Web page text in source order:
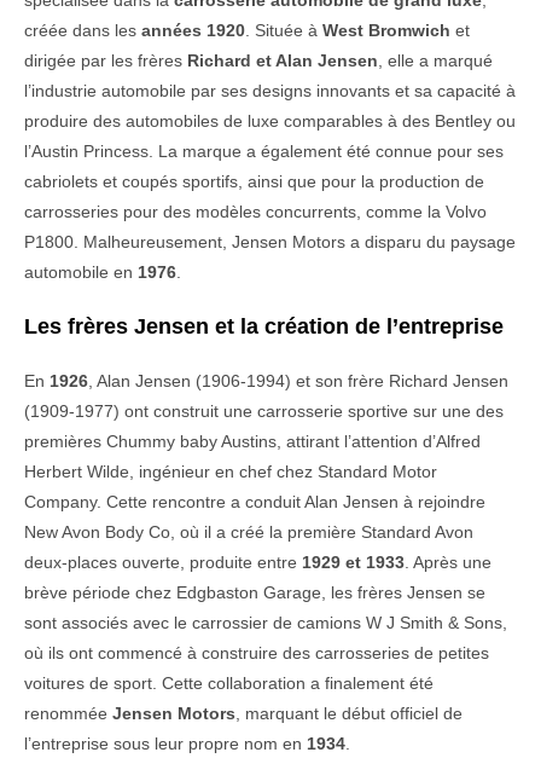
créée dans les années 1920. Située à West Bromwich et
dirigée par les frères Richard et Alan Jensen, elle a marqué
l’industrie automobile par ses designs innovants et sa capacité à
produire des automobiles de luxe comparables à des Bentley ou
l’Austin Princess. La marque a également été connue pour ses
cabriolets et coupés sportifs, ainsi que pour la production de
carrosseries pour des modèles concurrents, comme la Volvo
P1800. Malheureusement, Jensen Motors a disparu du paysage
automobile en 1976.
Les frères Jensen et la création de l’entreprise
En 1926, Alan Jensen (1906-1994) et son frère Richard Jensen
(1909-1977) ont construit une carrosserie sportive sur une des
premières Chummy baby Austins, attirant l’attention d’Alfred
Herbert Wilde, ingénieur en chef chez Standard Motor
Company. Cette rencontre a conduit Alan Jensen à rejoindre
New Avon Body Co, où il a créé la première Standard Avon
deux-places ouverte, produite entre 1929 et 1933. Après une
brève période chez Edgbaston Garage, les frères Jensen se
sont associés avec le carrossier de camions W J Smith & Sons,
où ils ont commencé à construire des carrosseries de petites
voitures de sport. Cette collaboration a finalement été
renommée Jensen Motors, marquant le début officiel de
l’entreprise sous leur propre nom en 1934.